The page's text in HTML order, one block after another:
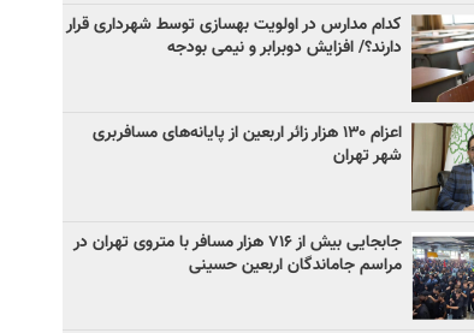
کدام مدارس در اولویت بهسازی توسط شهرداری قرار
دارند؟/ افزایش دوبرابر و نیمی بودجه
اعزام ۱۳۰ هزار زائر اربعین از پایانه‌های مسافربری
شهر تهران
جابجایی بیش از ۷۱۶ هزار مسافر با متروی تهران در
مراسم جاماندگان اربعین حسینی